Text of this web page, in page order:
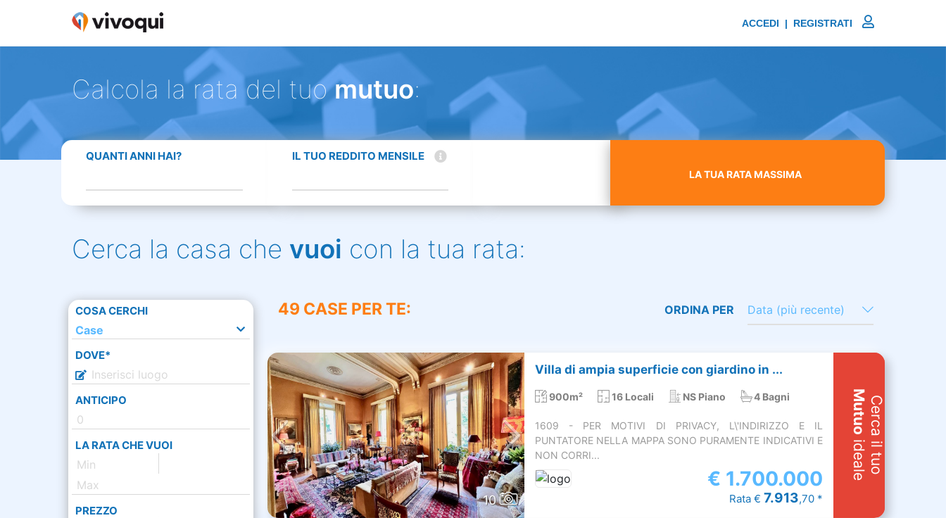
ACCEDI | REGISTRATI
Calcola la rata del tuomutuo:
QUANTI ANNI HAI? IL TUO REDDITO MENSILE
LA TUA RATA MASSIMA
Cerca la casa che vuoi con la tua rata:
COSA CERCHI
Case
DOVE*
ANTICIPO
LA RATA CHE VUOI
PREZZO
49 CASE PER TE: ORDINA PER Data (più recente)
10
Villa di ampia superficie con giardino in ...
900m² 16 Locali NS Piano 4 Bagni
1609 - PER MOTIVI DI PRIVACY, L\'INDIRIZZO E IL
PUNTATORE NELLA MAPPA SONO PURAMENTE INDICATIVI E
NON CORRI...
€ 1.700.000
Rata € 7.913,70 *
Cerca il tuo
Mutuo
ideale